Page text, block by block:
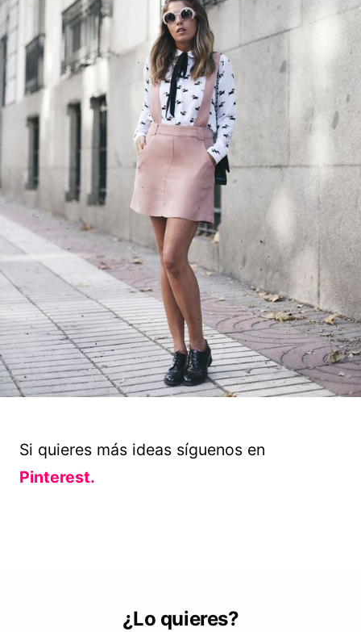
Si quieres más ideas síguenos en
Pinterest.
¿Lo quieres?